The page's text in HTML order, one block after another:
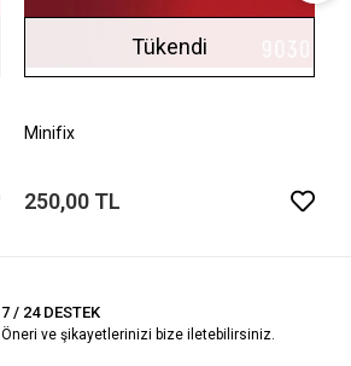
Tükendi
Minifix
250,00 TL
7 / 24 DESTEK
Öneri ve şikayetlerinizi bize iletebilirsiniz.